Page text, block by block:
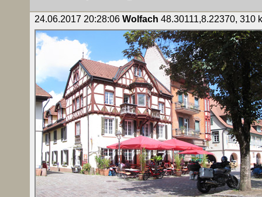
24.06.2017 20:28:06 Wolfach 48.30111,8.22370, 310